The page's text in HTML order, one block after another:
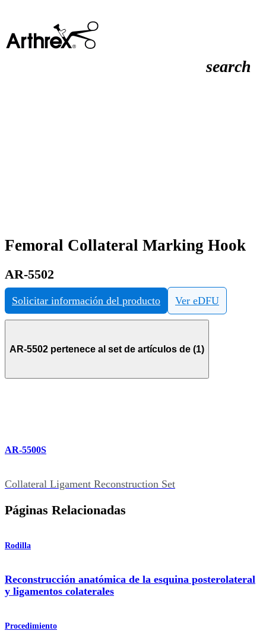
search
Femoral Collateral Marking Hook
AR-5502
Solicitar información del producto Ver eDFU
AR-5502 pertenece al set de artículos de (1)
AR-5500S
Collateral Ligament Reconstruction Set
Páginas Relacionadas
Rodilla
Reconstrucción anatómica de la esquina posterolateral
y ligamentos colaterales
Procedimiento